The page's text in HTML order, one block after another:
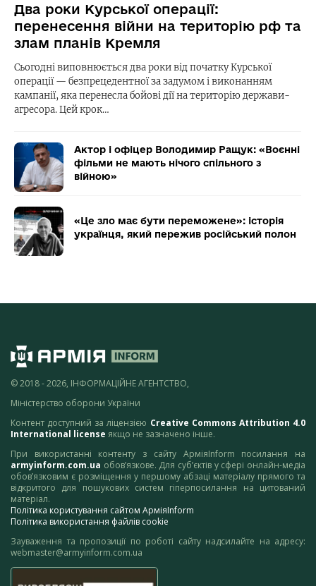
Два роки Курської операції:
перенесення війни на територію рф та
злам планів Кремля
Сьогодні виповнюється два роки від початку Курської
операції — безпрецедентної за задумом і виконанням
кампанії, яка перенесла бойові дії на територію держави-
агресора. Цей крок…
Актор і офіцер Володимир Ращук: «Воєнні
фільми не мають нічого спільного з
війною»
«Це зло має бути переможене»: історія
українця, який пережив російський полон
© 2018 - 2026, ІНФОРМАЦІЙНЕ АГЕНТСТВО,
Міністерство оборони України
Контент доступний за ліцензією Creative Commons Attribution 4.0
International license якщо не зазначено інше.
При використанні контенту з сайту АрміяInform посилання на
armyinform.com.ua обов’язкове. Для суб’єктів у сфері онлайн-медіа
обов’язковим є розміщення у першому абзаці матеріалу прямого та
відкритого для пошукових систем гіперпосилання на цитований
матеріал.
Політика користування сайтом АрміяInform
Політика використання файлів cookie
Зауваження та пропозиції по роботі сайту надсилайте на адресу:
webmaster@armyinform.com.ua